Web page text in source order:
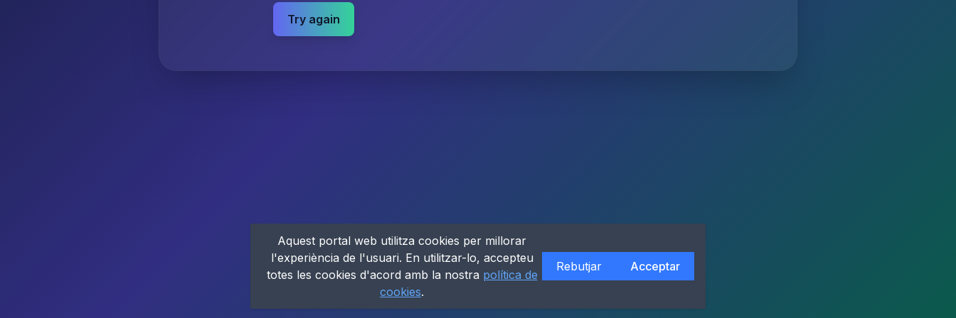
Try again
Aquest portal web utilitza cookies per millorar
l'experiència de l'usuari. En utilitzar-lo, accepteu
totes les cookies d'acord amb la nostra política de
cookies.
Rebutjar Acceptar